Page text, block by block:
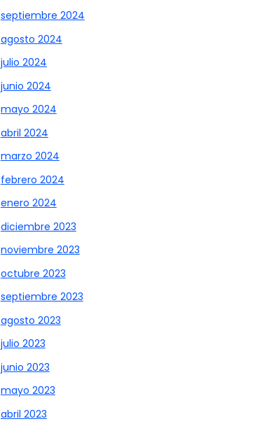
septiembre 2024
agosto 2024
julio 2024
junio 2024
mayo 2024
abril 2024
marzo 2024
febrero 2024
enero 2024
diciembre 2023
noviembre 2023
octubre 2023
septiembre 2023
agosto 2023
julio 2023
junio 2023
mayo 2023
abril 2023